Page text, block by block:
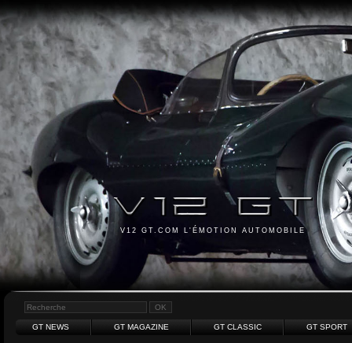
V12 GT.COM L'ÉMOTION AUTOMOBILE
GT NEWS GT MAGAZINE GT CLASSIC GT SPORT